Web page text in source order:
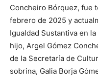
Concheiro Bórquez, fue
febrero de 2025 y
Igualdad Sustantiva en
hijo, Argel Gómez
de la Secretaría de
sobrina, Galia Borja